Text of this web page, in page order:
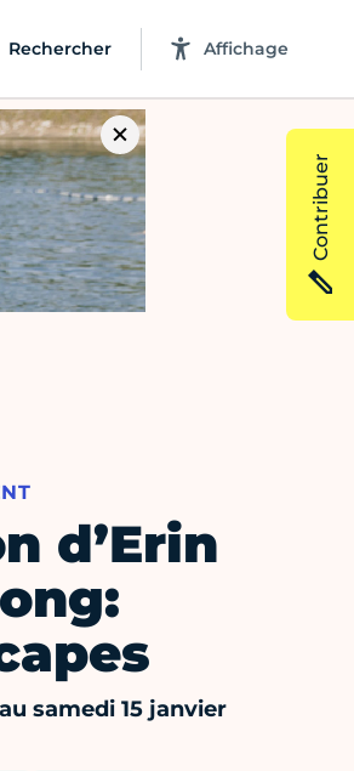
Rechercher Affichage
d’Erin
samedi 15 janvier
Contribuer